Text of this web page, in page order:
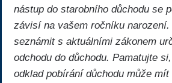
nástup do starobního důchodu se
závisí na vašem ročníku
seznámit s aktuálními zákonem
odchodu do důchodu. Pamatujte
odklad pobírání důchodu může